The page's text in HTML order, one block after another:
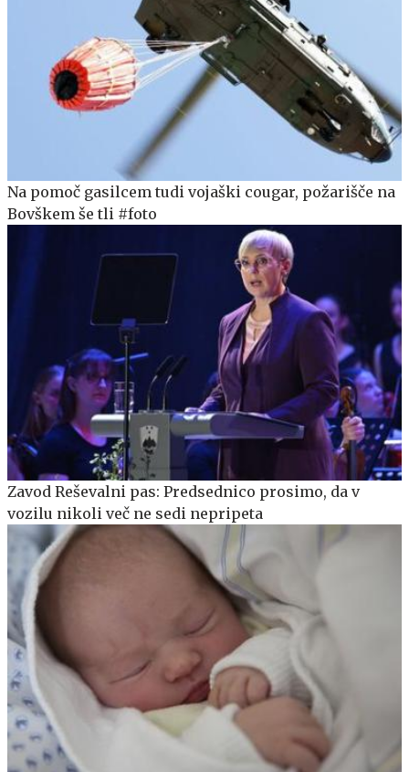
Na pomoč gasilcem tudi vojaški cougar, požarišče na
Bovškem še tli #foto
Zavod Reševalni pas: Predsednico prosimo, da v
vozilu nikoli več ne sedi nepripeta